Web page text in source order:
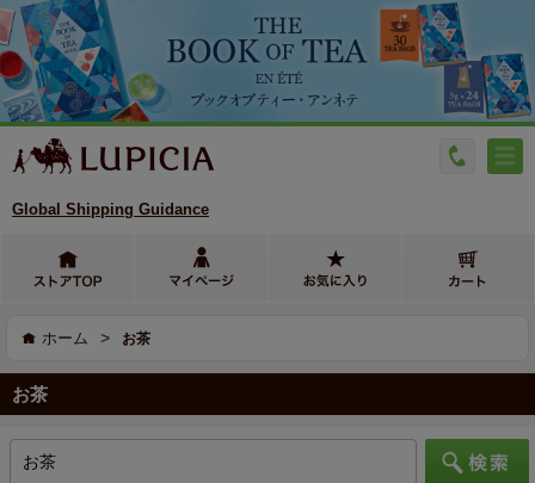
Global Shipping Guidance
ホーム > お茶
お茶